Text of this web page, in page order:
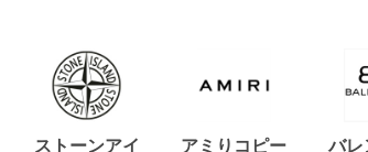
ストーンアイ
アミりコピー
バレ